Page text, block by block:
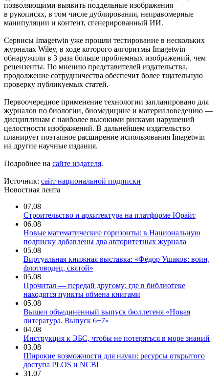
позволяющими выявить поддельные изображения
в рукописях, в том числе дублирования, неправомерные
манипуляции и контент, сгенерированный ИИ.
Сервисы Imagetwin уже прошли тестирование в нескольких
журналах Wiley, в ходе которого алгоритмы Imagetwin
обнаружили в 3 раза больше проблемных изображений, чем
рецензенты. По мнению представителей издательства,
продолжение сотрудничества обеспечит более тщательную
проверку публикуемых статей.
Первоочередное применение технологии запланировано для
журналов по биологии, биомедицине и материаловедению —
дисциплинам с наиболее высокими рисками нарушений
целостности изображений. В дальнейшем издательство
планирует поэтапное расширение использования Imagetwin
на другие научные издания.
Подробнее на сайте издателя.
Источник: сайт национальной подписки
Новостная лента
07.08
Строительство и архитектура на платформе Юрайт
06.08
Новые математические горизонты: в Национальную
подписку добавлены два авторитетных журнала
05.08
Виртуальная книжная выставка: «Фёдор Ушаков: воин,
флотоводец, святой»
05.08
Прочитал — передай другому: где в библиотеке
находятся пункты обмена книгами
05.08
Вышел объединенный выпуск бюллетеня «Новая
литература. Выпуск 6−7»
04.08
Инструкция к ЭБС, чтобы не потеряться в море знаний
03.08
Широкие возможности для науки: ресурсы открытого
доступа PLOS и NCBI
31.07